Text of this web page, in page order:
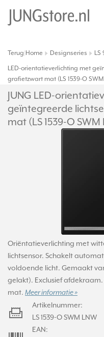
Terug Home Designseries LS
LED-orientatieverlichting met
grafietzwart mat (LS 1539-O
JUNG LED-
geïntegreerde
mat (LS 1539-O SWM
Oriëntatieverlichting met
lichtsensor. Schakelt
voldoende licht. Gemaakt
gelakt). Exclusief
mat. Meer informatie »
Artikelnummer:
LS 1539-O SWM LNW
EAN: